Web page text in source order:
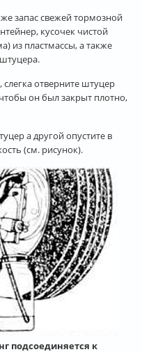
запас свежей тормозной
кусочек чистой
из пластмассы, а также
слегка отверните штуцер
он был закрыт плотно,
а другой опустите в
(см. рисунок).
подсоединяется к